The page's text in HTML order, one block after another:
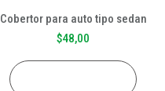
Cobertor para auto tipo sedan
$48,00